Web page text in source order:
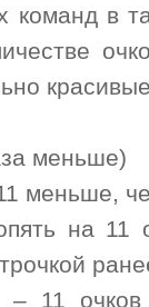
команд в
меньше)
меньше,
на 11
11 очков